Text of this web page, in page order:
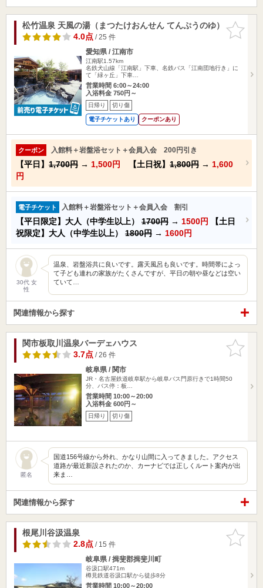
お気に入
りに追加
松竹温泉 天風の湯（まつたけおんせん てんぷうのゆ）
4.0点/ 25 件
愛知県 / 江南市
江南駅1.57km
名鉄犬山線「江南駅」下車、名鉄バス「江南団地行き」に
て「緑ヶ丘」下車…
営業時間 6:00～24:00
入浴料金 750円～
日帰り 切り傷
電子チケットあり クーポンあり
クーポン 入館料＋岩盤浴セット＋会員入会 200円引き
【平日】 1,700円 → 1,500円 【土日祝】 1,800円 → 1,600
円
電子チケット 入館料＋岩盤浴セット＋会員入会 割引
【平日限定】大人（中学生以上） 1700円 → 1500円
【土日
祝限定】大人（中学生以上） 1800円 → 1600円
30代 女
性
温泉、岩盤浴共に良いです。露天風呂も良いです。時間帯によっ
て子ども連れの家族がたくさんですが、平日の朝や昼などは空い
ていて…
関連情報から探す
お気に入
りに追加
関市板取川温泉バーデェハウス
3.7点/ 26 件
岐阜県 / 関市
JR・名古屋鉄道岐阜駅から岐阜バス門原行きで1時間50
分、バス停：板…
営業時間 10:00～20:00
入浴料金 600円～
日帰り 切り傷
匿名
国道156号線から外れ、かなり山間に入ってきました。アクセス
道路が最近新設されたのか、カーナビでは正しくルート案内が出
来ま…
関連情報から探す
お気に入
りに追加
根尾川谷汲温泉
2.8点/ 15 件
岐阜県 / 揖斐郡揖斐川町
谷汲口駅471m
樽見鉄道谷汲口駅から徒歩8分
営業時間 10:00～20:00